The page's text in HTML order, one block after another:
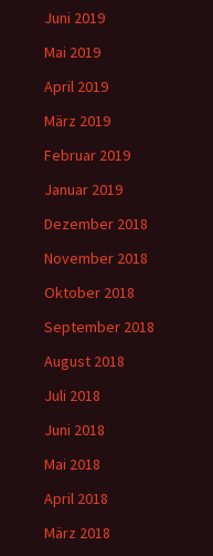
Juni 2019
Mai 2019
April 2019
März 2019
Februar 2019
Januar 2019
Dezember 2018
November 2018
Oktober 2018
September 2018
August 2018
Juli 2018
Juni 2018
Mai 2018
April 2018
März 2018